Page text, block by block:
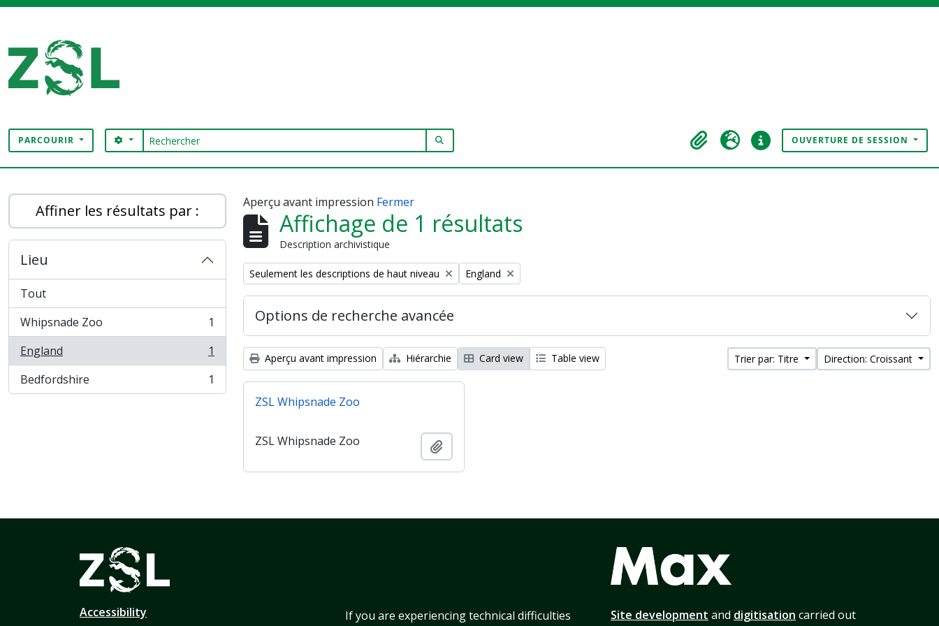
PARCOURIR Rechercher
SEARCH OPTIONS
Presse-papier
LangueLiens rapidesOUVERTURE DE SESSION
Affiner les résultats par :
Lieu
Tout
Whipsnade Zoo
, 1 résultats
1
England
, 1 résultats
1
Bedfordshire
, 1 résultats 1
Aperçu avant impression Fermer
Affichage de 1 résultats
Description archivistique
Remove filter:
Seulement les descriptions de haut niveau Remove filter:
England
Options de recherche avancée
Aperçu avant impression Hiérarchie Card view Table view Trier par: Titre Direction: Croissant
ZSL Whipsnade Zoo
ZSL Whipsnade Zoo
Accessibility
If you are experiencing technical difficulties
Site development and digitisation carried out